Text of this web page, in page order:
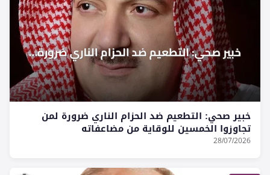
خبير صحي: التطعيم ضد الحزام الناري ضرورة لمن
تجاوزوا الخمسين للوقاية من مضاعفاته
28/07/2026